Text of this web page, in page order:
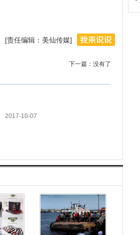
[责任编辑：美仙传媒]
下一篇：没有了
2017-10-07